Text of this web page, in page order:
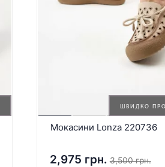
ШВИДКО
Мокасини Lonza 220736
2,975 грн. 3,500 грн.